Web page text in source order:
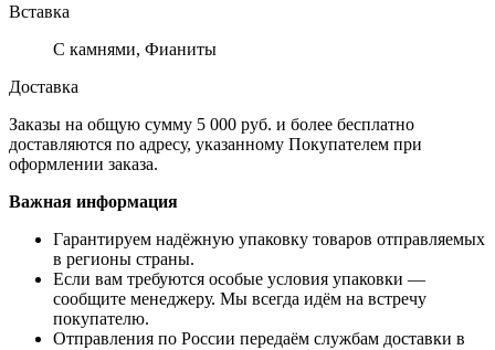
Вставка
С камнями, Фианиты
Доставка
Заказы на общую сумму 5 000 руб. и более бесплатно
доставляются по адресу, указанному Покупателем при
оформлении заказа.
Важная информация
Гарантируем надёжную упаковку товаров отправляемых
в регионы страны.
Если вам требуются особые условия упаковки —
сообщите менеджеру. Мы всегда идём на встречу
покупателю.
Отправления по России передаём службам доставки в